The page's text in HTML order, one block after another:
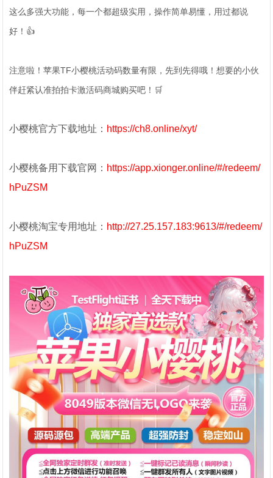
这么多强大功能，每一个都超级实用，操作简单易懂，用过都说
好！👍
注意啦！苹果TF小樱桃活动码数量有限，先到先得哦！想要的小伙
伴赶紧认准拍拍卡激活码商城购买吧！🛒
小樱桃官方下载地址： https://ch8.online/xyt/
小樱桃备用下载官网： https://app.xionger.online/#/redeem/
hPuZSM
小樱桃淘宝专用地址： http://27.25.157.183:9613/#/redeem/
hPuZSM